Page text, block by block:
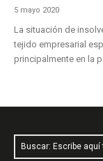
5 mayo 2020
La situación de
tejido empresarial
principalmente en la
Buscar: Escribe aquí